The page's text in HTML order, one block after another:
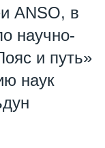
ANSO, в
научно-
и путь»
наук